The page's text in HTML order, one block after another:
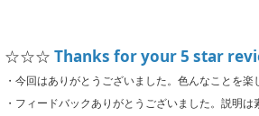
☆☆☆ Thanks for your 5 star
・今回はありがとうございました。色んなことを楽
・フィードバックありがとうございました。説明は